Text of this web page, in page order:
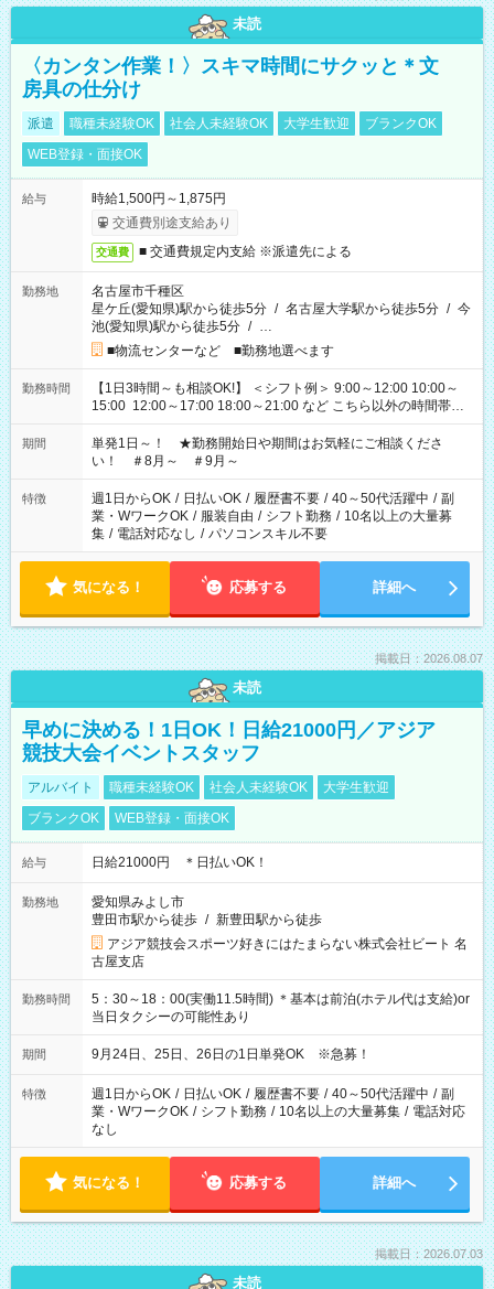
未読
〈カンタン作業！〉スキマ時間にサクッと＊文
房具の仕分け
派遣 職種未経験OK 社会人未経験OK 大学生歓迎
ブランクOK
WEB登録・面接OK
給与
時給1,500円～1,875円
交通費別途支給あり
交通費 ■ 交通費規定内支給 ※派遣先による
勤務地
名古屋市千種区
星ケ丘(愛知県)駅から徒歩5分 / 名古屋大学駅から徒歩5分 / 今
池(愛知県)駅から徒歩5分 / …
■物流センターなど ■勤務地選べます
勤務時間
【1日3時間～も相談OK!】 ＜シフト例＞ 9:00～12:00 10:00～
15:00 12:00～17:00 18:00～21:00 など こちら以外の時間帯も
お気軽にご相談ください！
期間
単発1日～！ ★勤務開始日や期間はお気軽にご相談くださ
い！ ＃8月～ ＃9月～
特徴 週1日からOK / 日払いOK / 履歴書不要 / 40～50代活躍中 / 副
業・WワークOK / 服装自由 / シフト勤務 / 10名以上の大量募
集 / 電話対応なし / パソコンスキル不要
気になる！ 応募する 詳細へ
掲載日：2026.08.07
未読
早めに決める！1日OK！日給21000円／アジア
競技大会イベントスタッフ
アルバイト 職種未経験OK 社会人未経験OK
大学生歓迎
ブランクOK
WEB登録・面接OK
給与 日給21000円 ＊日払いOK！
勤務地
愛知県みよし市
豊田市駅から徒歩 / 新豊田駅から徒歩
アジア競技会スポーツ好きにはたまらない株式会社ビート 名
古屋支店
勤務時間
5：30～18：00(実働11.5時間) ＊基本は前泊(ホテル代は支給)or
当日タクシーの可能性あり
期間 9月24日、25日、26日の1日単発OK ※急募！
特徴 週1日からOK / 日払いOK / 履歴書不要 / 40～50代活躍中 / 副
業・WワークOK / シフト勤務 / 10名以上の大量募集 / 電話対応
なし
気になる！ 応募する 詳細へ
掲載日：2026.07.03
未読